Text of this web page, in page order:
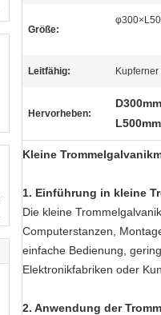
Größe:
Leitfähig: Kupferner
Hervorheben:
Kleine
1. Einführung in kleine
Die kleine
Computerstanzen,
einfache Bedienung,
Elektronikfabriken oder
2. Anwendung der